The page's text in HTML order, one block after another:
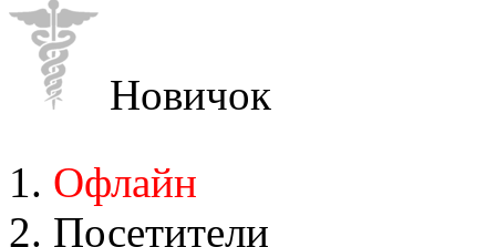
Новичок
Офлайн
Посетители